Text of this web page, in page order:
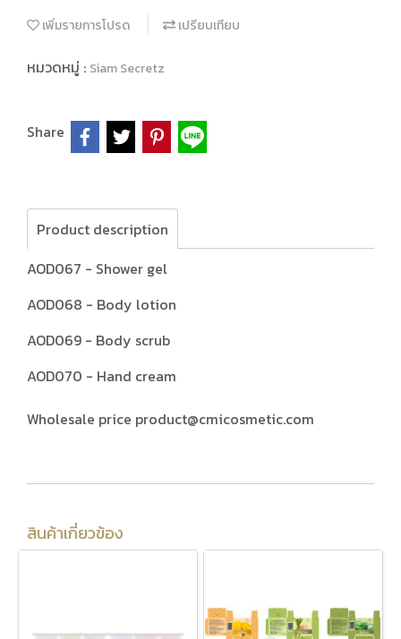
เพิ่มรายการโปรด เปรียบเทียบ
หมวดหมู่ : Siam Secretz
Share
Product description
AOD067 - Shower gel
AOD068 - Body lotion
AOD069 - Body scrub
AOD070 - Hand cream
Wholesale price product@cmicosmetic.com
สินค้าเกี่ยวข้อง